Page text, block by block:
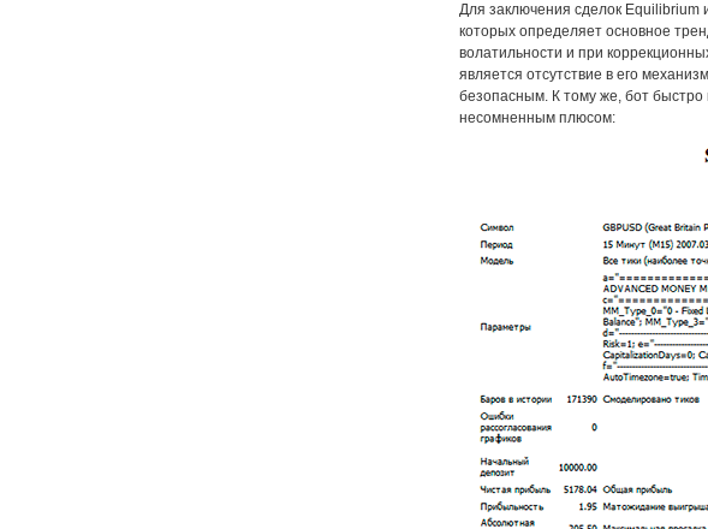
Для заключения сделок Equilibrium
которых определяет основное
волатильности и при
является отсутствие в его
безопасным. К тому же, бот быстро
несомненным плюсом: